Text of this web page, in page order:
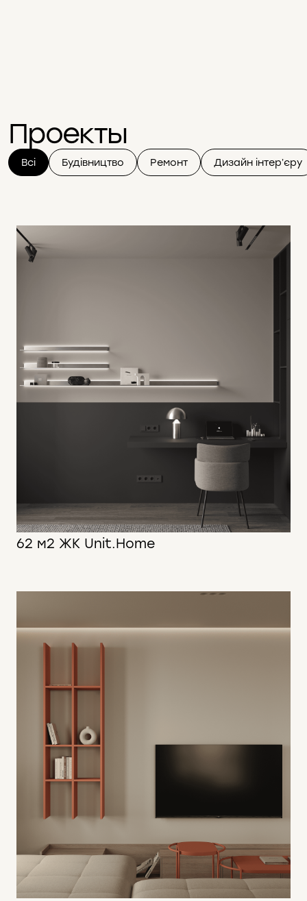
Проекты
Всі Будівництво Ремонт Дизайн інтерʼєру
62 м2 ЖК Unit.Home